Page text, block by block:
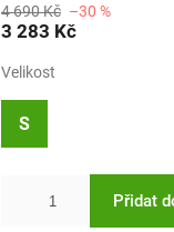
4 690 Kč –30 %
3 283 Kč
Velikost
S
Přidat